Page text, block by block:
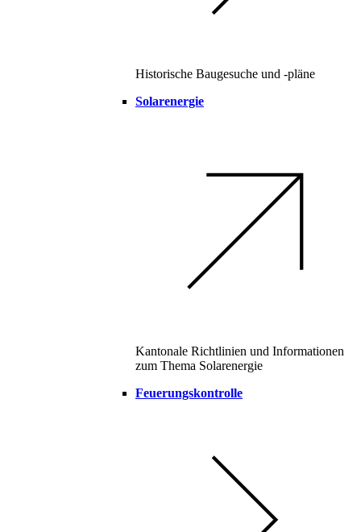
Historische Baugesuche und -pläne
Solarenergie
Kantonale Richtlinien und Informationen
zum Thema Solarenergie
Feuerungskontrolle